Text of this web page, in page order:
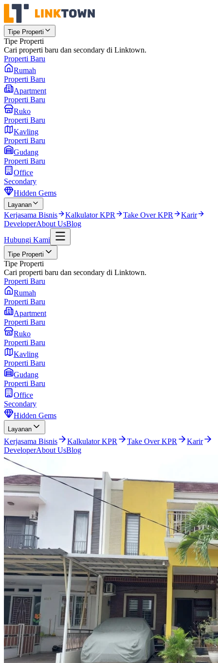
Tipe Properti
Tipe Properti
Cari properti baru dan secondary di Linktown.
Properti Baru
Rumah
Properti Baru
Apartment
Properti Baru
Ruko
Properti Baru
Kavling
Properti Baru
Gudang
Properti Baru
Office
Secondary
Hidden Gems
Layanan
Kerjasama Bisnis Kalkulator KPR Take Over KPR
Karir
DeveloperAbout UsBlog
Hubungi Kami
Tipe Properti
Tipe Properti
Cari properti baru dan secondary di Linktown.
Properti Baru
Rumah
Properti Baru
Apartment
Properti Baru
Ruko
Properti Baru
Kavling
Properti Baru
Gudang
Properti Baru
Office
Secondary
Hidden Gems
Layanan
Kerjasama Bisnis Kalkulator KPR Take Over KPR
Karir
DeveloperAbout UsBlog